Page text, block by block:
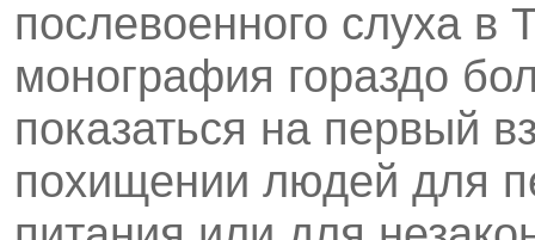
послевоенного слуха в
монография гораздо
показаться на первый
похищении людей для